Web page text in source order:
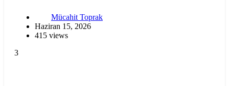
Mücahit Toprak
Haziran 15, 2026
415 views
3